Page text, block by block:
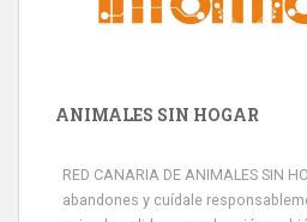
ANIMALES SIN HOGAR
RED CANARIA DE ANIMALES SIN
abandones y cuídale